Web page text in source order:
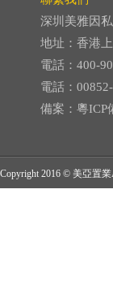
深圳美雅因
地址：香港
電話：400-
電話：
備案： 粵ICP
Copyright 2016 © 美亞置業